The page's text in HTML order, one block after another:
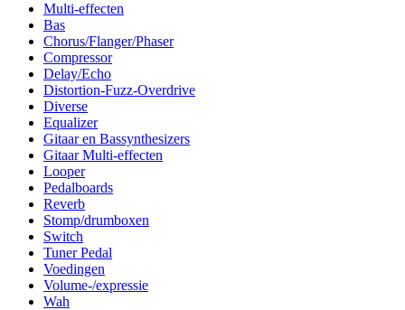
Multi-effecten
Bas
Chorus/Flanger/Phaser
Compressor
Delay/Echo
Distortion-Fuzz-Overdrive
Diverse
Equalizer
Gitaar en Bassynthesizers
Gitaar Multi-effecten
Looper
Pedalboards
Reverb
Stomp/drumboxen
Switch
Tuner Pedal
Voedingen
Volume-/expressie
Wah